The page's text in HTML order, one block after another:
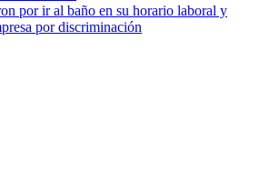
por ir al baño en su horario laboral y
por discriminación